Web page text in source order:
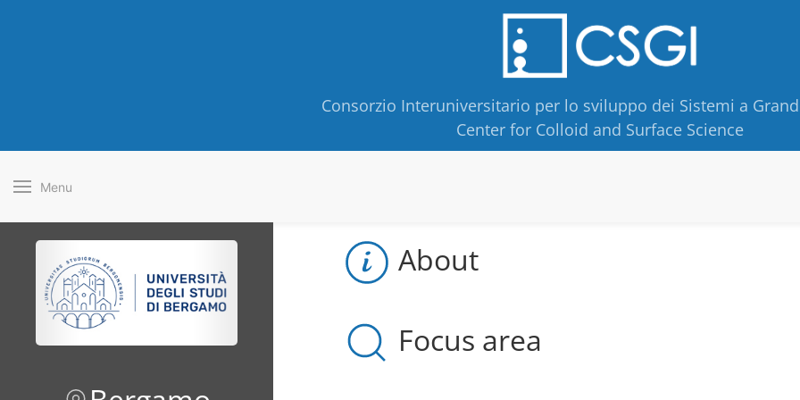
Consorzio Interuniversitario per lo sviluppo dei Sistemi a
Center for Colloid and Surface Science
Menu
About
Focus area